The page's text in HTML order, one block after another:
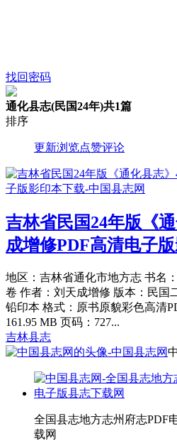
找回密码
通化县志(民国24年)共1篇
排序
更新浏览点赞评论
吉林省民国24年版《
成增修PDF高清电子
地区：吉林省通化市地方志 书名
卷 作者：刘天成增修 版本：民国
铅印本 格式：原书原貌彩色高清
161.95 MB 页码：727...
吉林县志
全国县志地方志州府志PDF
载网